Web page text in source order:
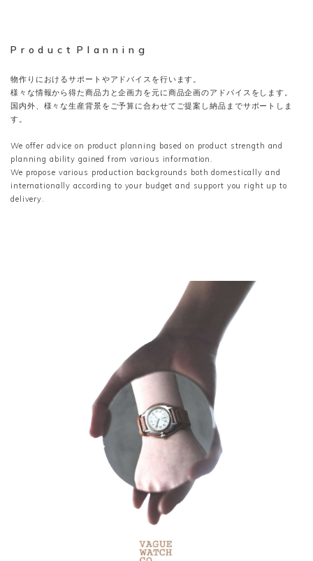
P r o d u c t P l a n n i n g
物作りにおけるサポートやアドバイスを行います。
様々な情報から得た商品力と企画力を元に商品企画のアドバイスをします。
国内外、様々な生産背景をご予算に合わせてご提案し納品までサポートしま
す。
We offer advice on product planning based on product strength and
planning ability gained from various information.
We propose various production backgrounds both domestically and
internationally according to your budget and support you right up to
delivery.